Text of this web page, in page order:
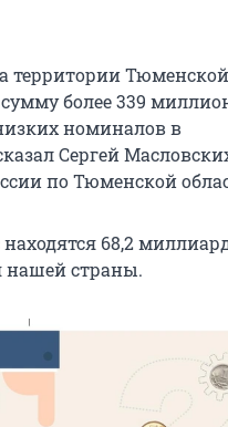
территории Тюменской
более 339
номиналов в
Сергей
по Тюменской
68,2
нашей страны.